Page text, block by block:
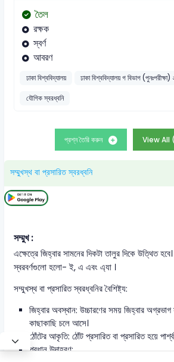
তৈল
রক্ষক
স্বর্ণ
আবরণ
ঢাকা বিশ্ববিদ্যালয় ঢাকা বিশ্ববিদ্যালয় গ বিভাগ
যৌগিক স্বরধ্বনি
প্রশ্ন তৈরি করুন View All
সম্মুখস্থ বা প্রসারিত স্বরধ্বনি
সম্মুখ :
এক্ষেত্রে জিহ্বার সামনের দিকটা তালুর দিকে উত্থিত
স্বরবর্ণগুলো হলো- ই, এ এবং এ্যা ।
সম্মুখস্থ বা প্রসারিত স্বরধ্বনির বৈশিষ্ট্য:
জিহ্বার অবস্থান: উচ্চারণের সময় জিহ্বার অগ্রভাগ
কাছাকাছি চলে আসে।
ঠোঁটের আকৃতি: ঠোঁট প্রসারিত বা প্রসারিত হয়ে
প্রধান উদাহরণ: